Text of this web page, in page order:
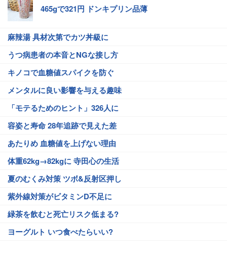
465gで321円 ドンキプリン品薄
麻辣湯 具材次第でカツ丼級に
うつ病患者の本音とNGな接し方
キノコで血糖値スパイクを防ぐ
メンタルに良い影響を与える趣味
「モテるためのヒント」326人に
容姿と寿命 28年追跡で見えた差
あたりめ 血糖値を上げない理由
体重62kg→82kgに 寺田心の生活
夏のむくみ対策 ツボ&反射区押し
紫外線対策がビタミンD不足に
緑茶を飲むと死亡リスク低まる?
ヨーグルト いつ食べたらいい?